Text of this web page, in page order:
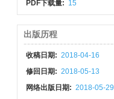
PDF下载量: 15
出版历程
收稿日期: 2018-04-16
修回日期: 2018-05-13
网络出版日期: 2018-05-29